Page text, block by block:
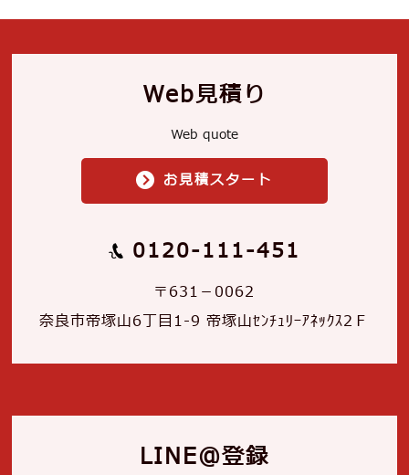
Web見積り
Web quote
お見積スタート
0120-111-451
〒631－0062
奈良市帝塚山6丁目1-9 帝塚山ｾﾝﾁｭﾘｰｱﾈｯｸｽ2Ｆ
LINE＠登録